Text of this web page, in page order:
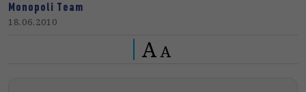
Monopoli Team
18.06.2010
A A